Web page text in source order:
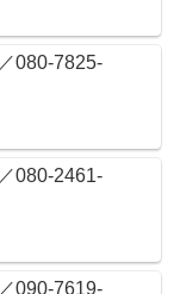
080-7825-
080-2461-
090-7619-